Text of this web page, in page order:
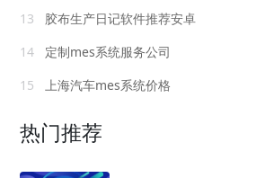
13
胶布生产日记软件推荐安卓
14
定制mes系统服务公司
15
上海汽车mes系统价格
热门推荐